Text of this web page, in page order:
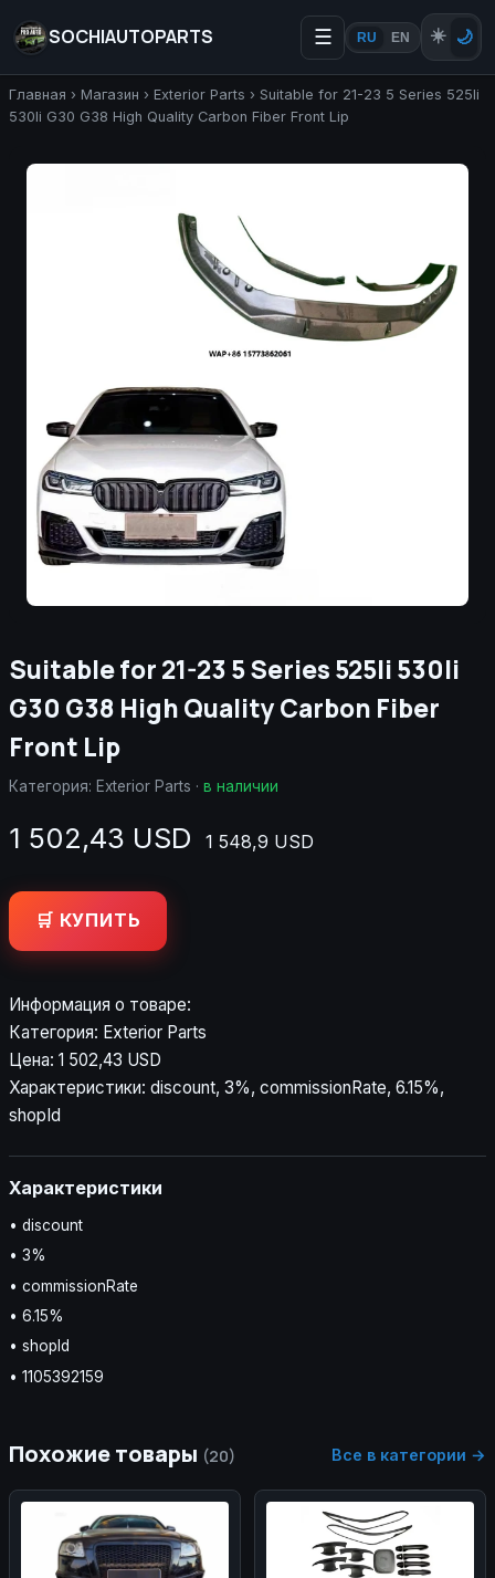
SOCHIAUTOPARTS ☰ RU EN ☀️ 🌙
Главная › Магазин › Exterior Parts › Suitable for 21-23 5 Series 525li
530li G30 G38 High Quality Carbon Fiber Front Lip
Suitable for 21-23 5 Series 525li 530li
G30 G38 High Quality Carbon Fiber
Front Lip
Категория: Exterior Parts · в наличии
1 502,43 USD 1 548,9 USD
🛒 КУПИТЬ
Информация о товаре:
Категория: Exterior Parts
Цена: 1 502,43 USD
Характеристики: discount, 3%, commissionRate, 6.15%,
shopId
Характеристики
• discount
• 3%
• commissionRate
• 6.15%
• shopId
• 1105392159
Похожие товары (20) Все в категории →